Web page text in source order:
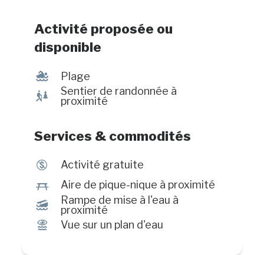
Activité proposée ou
disponible
l Plage
&
Sentier de randonnée à
proximité
Services & commodités
$ Activité gratuite
h Aire de pique-nique à proximité
M
Rampe de mise à l'eau à
proximité
Ï Vue sur un plan d'eau